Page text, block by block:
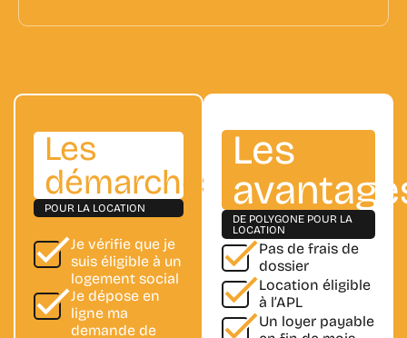
Les
démarches
POUR LA LOCATION
Je vérifie que je
suis éligible à un
logement social
Je dépose en
ligne ma
demande de
Les
DE POLYGONE POUR LA
LOCATION
Pas de frais de
dossier
Location éligible
à l’APL
Un loyer payable